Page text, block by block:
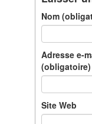
Nom
Adresse e-
(obligatoire)
Site Web